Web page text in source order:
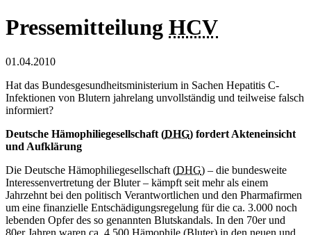
Pressemitteilung HCV
01.04.2010
Hat das Bundesgesundheitsministerium in Sachen Hepatitis C-
Infektionen von Blutern jahrelang unvollständig und teilweise falsch
informiert?
Deutsche Hämophiliegesellschaft (DHG) fordert Akteneinsicht
und Aufklärung
Die Deutsche Hämophiliegesellschaft (DHG) – die bundesweite
Interessenvertretung der Bluter – kämpft seit mehr als einem
Jahrzehnt bei den politisch Verantwortlichen und den Pharmafirmen
um eine finanzielle Entschädigungsregelung für die ca. 3.000 noch
lebenden Opfer des so genannten Blutskandals. In den 70er und
80er Jahren waren ca. 4.500 Hämophile (Bluter) in den neuen und